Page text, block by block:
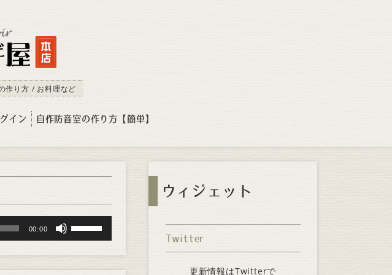
作り方 / お料理など
イン 自作防音室の作り方【簡単】
00:00
Up/Down
Arrow
keys
ウィジェット
Twitter
更新情報はTwitterで